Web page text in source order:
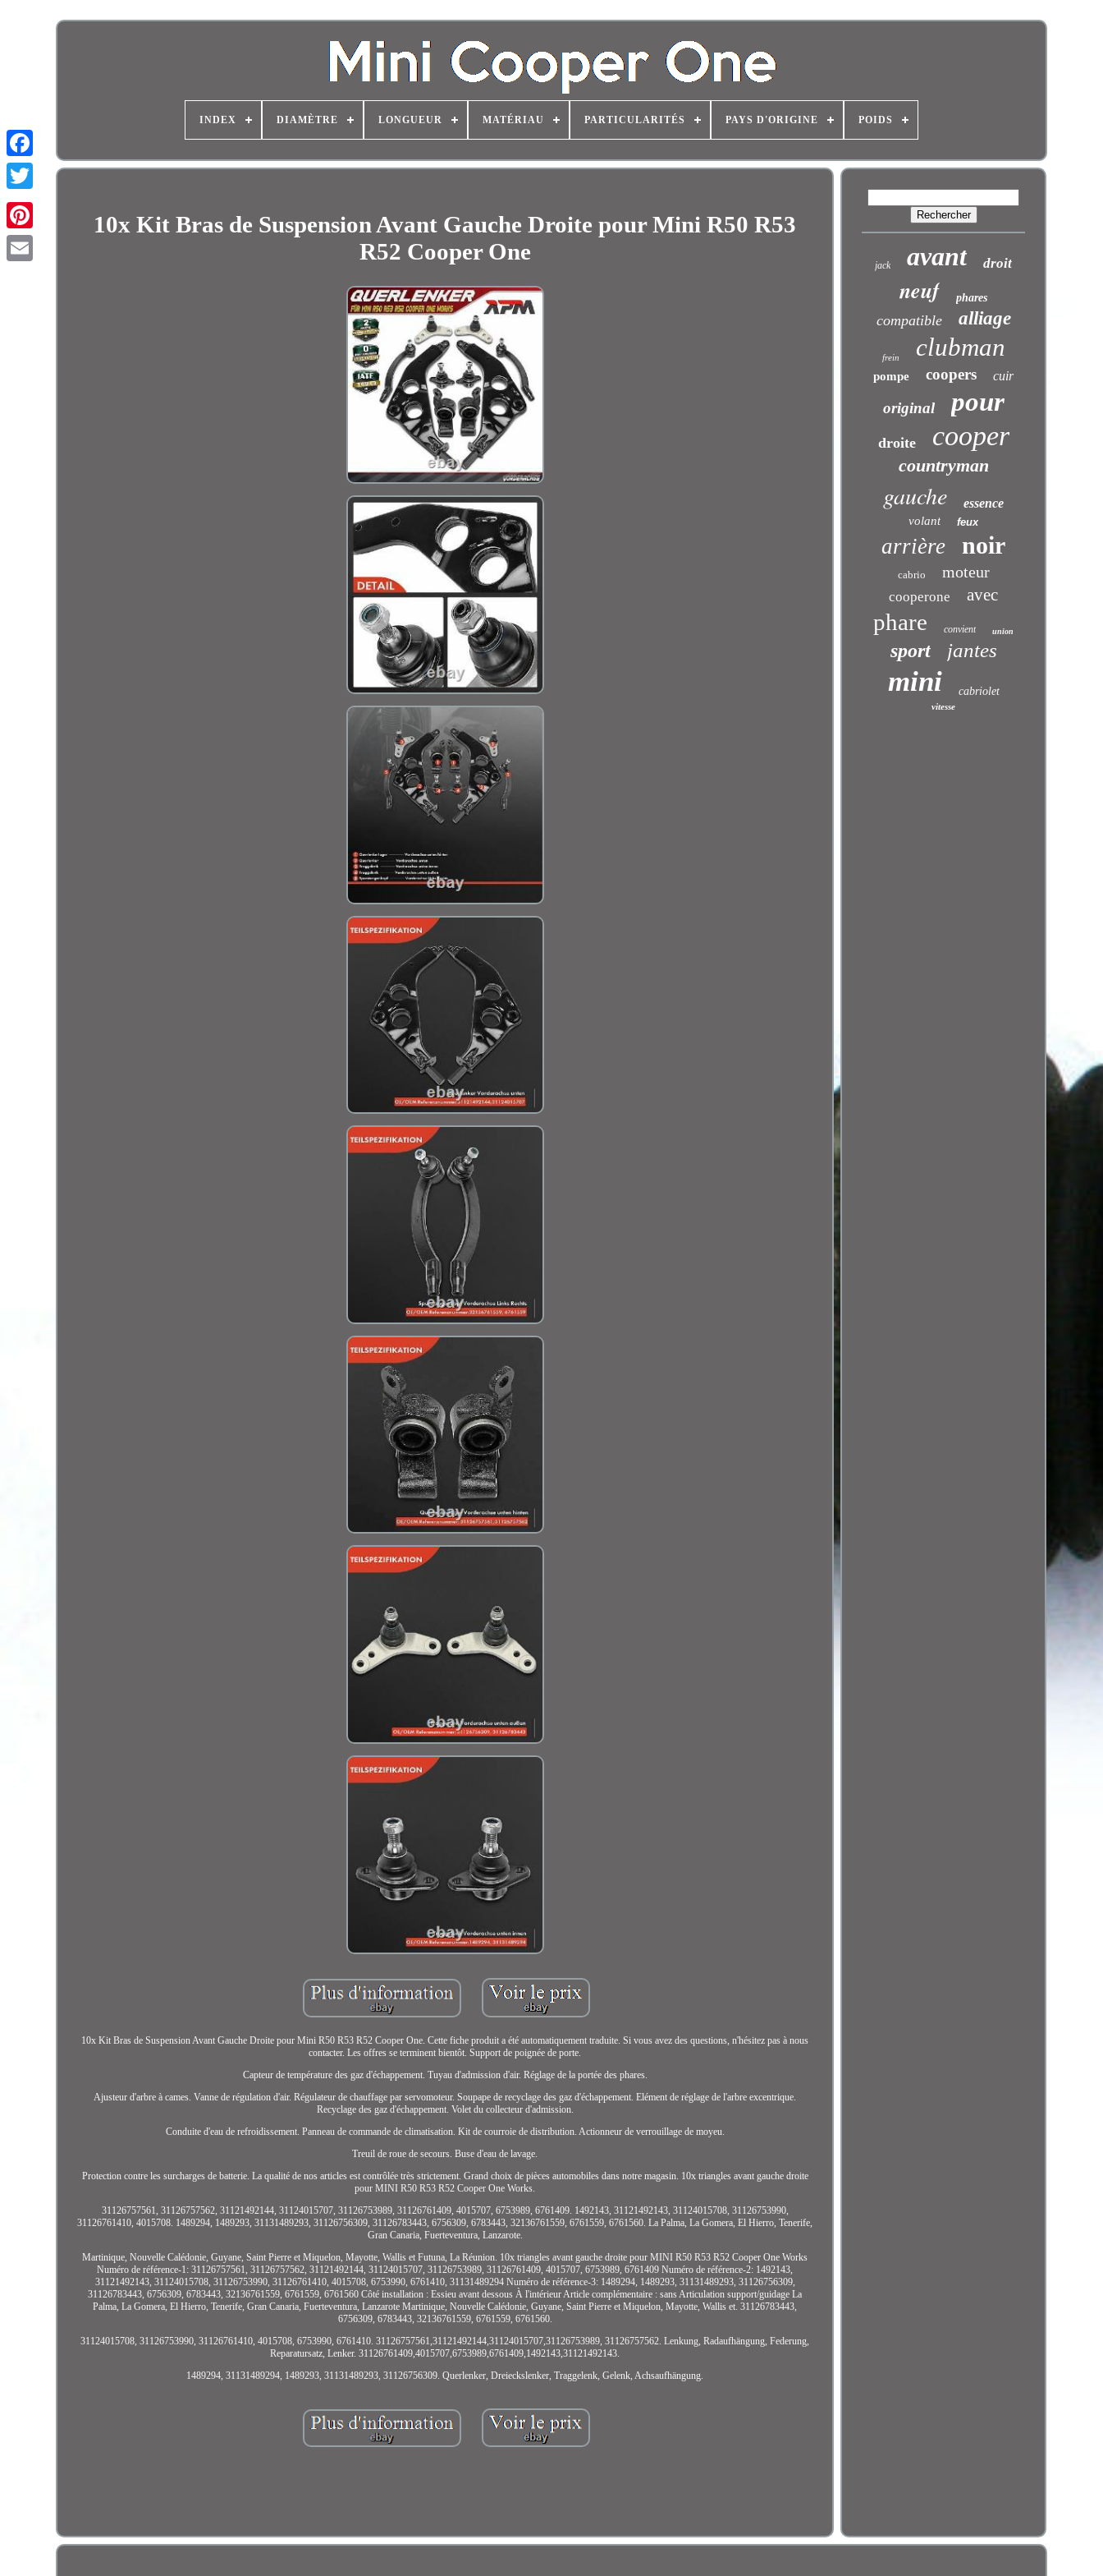
INDEX DIAMÈTRE LONGUEUR MATÉRIAU PARTICULARITÉS PAYS D'ORIGINE POIDS
10x Kit Bras de Suspension Avant Gauche Droite pour Mini R50 R53
R52 Cooper One
10x Kit Bras de Suspension Avant Gauche Droite pour Mini R50 R53 R52 Cooper One. Cette fiche produit a été automatiquement traduite. Si vous avez des questions, n'hésitez pas à nous
contacter. Les offres se terminent bientôt. Support de poignée de porte.
Capteur de température des gaz d'échappement. Tuyau d'admission d'air. Réglage de la portée des phares.
Ajusteur d'arbre à cames. Vanne de régulation d'air. Régulateur de chauffage par servomoteur. Soupape de recyclage des gaz d'échappement. Elément de réglage de l'arbre excentrique.
Recyclage des gaz d'échappement. Volet du collecteur d'admission.
Conduite d'eau de refroidissement. Panneau de commande de climatisation. Kit de courroie de distribution. Actionneur de verrouillage de moyeu.
Treuil de roue de secours. Buse d'eau de lavage.
Protection contre les surcharges de batterie. La qualité de nos articles est contrôlée très strictement. Grand choix de pièces automobiles dans notre magasin. 10x triangles avant gauche droite
pour MINI R50 R53 R52 Cooper One Works.
31126757561, 31126757562, 31121492144, 31124015707, 31126753989, 31126761409, 4015707, 6753989, 6761409. 1492143, 31121492143, 31124015708, 31126753990,
31126761410, 4015708. 1489294, 1489293, 31131489293, 31126756309, 31126783443, 6756309, 6783443, 32136761559, 6761559, 6761560. La Palma, La Gomera, El Hierro, Tenerife,
Gran Canaria, Fuerteventura, Lanzarote.
Martinique, Nouvelle Calédonie, Guyane, Saint Pierre et Miquelon, Mayotte, Wallis et Futuna, La Réunion. 10x triangles avant gauche droite pour MINI R50 R53 R52 Cooper One Works
Numéro de référence-1: 31126757561, 31126757562, 31121492144, 31124015707, 31126753989, 31126761409, 4015707, 6753989, 6761409 Numéro de référence-2: 1492143,
31121492143, 31124015708, 31126753990, 31126761410, 4015708, 6753990, 6761410, 31131489294 Numéro de référence-3: 1489294, 1489293, 31131489293, 31126756309,
31126783443, 6756309, 6783443, 32136761559, 6761559, 6761560 Côté installation : Essieu avant dessous À l'intérieur Article complémentaire : sans Articulation support/guidage La
Palma, La Gomera, El Hierro, Tenerife, Gran Canaria, Fuerteventura, Lanzarote Martinique, Nouvelle Calédonie, Guyane, Saint Pierre et Miquelon, Mayotte, Wallis et. 31126783443,
6756309, 6783443, 32136761559, 6761559, 6761560.
31124015708, 31126753990, 31126761410, 4015708, 6753990, 6761410. 31126757561,31121492144,31124015707,31126753989, 31126757562. Lenkung, Radaufhängung, Federung,
Reparatursatz, Lenker. 31126761409,4015707,6753989,6761409,1492143,31121492143.
1489294, 31131489294, 1489293, 31131489293, 31126756309. Querlenker, Dreieckslenker, Traggelenk, Gelenk, Achsaufhängung.
jack avant droit
neuf phares
compatible alliage
frein clubman
pompe coopers cuir
original pour
droite cooper
countryman
gauche essence
volant feux
arrière noir
cabrio moteur
cooperone avec
phare convient union
sport jantes
mini cabriolet
vitesse